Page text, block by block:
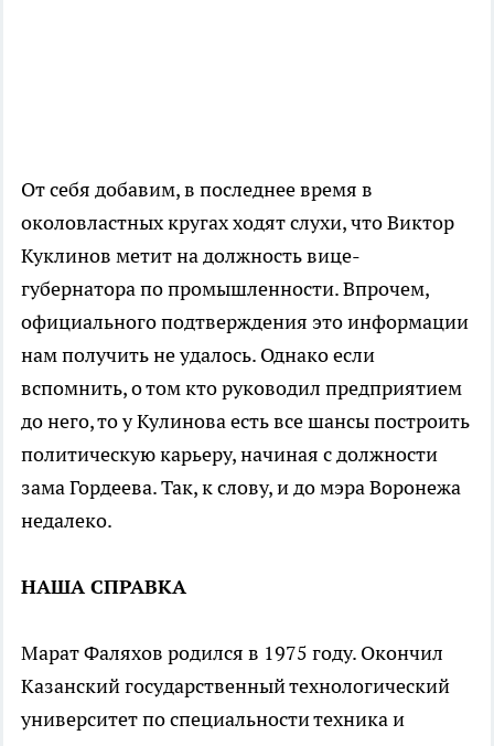
От себя добавим, в последнее время в
околовластных кругах ходят слухи, что Виктор
Куклинов метит на должность вице-
губернатора по промышленности. Впрочем,
официального подтверждения это информации
нам получить не удалось. Однако если
вспомнить, о том кто руководил предприятием
до него, то у Кулинова есть все шансы построить
политическую карьеру, начиная с должности
зама Гордеева. Так, к слову, и до мэра Воронежа
недалеко.
НАША СПРАВКА
Марат Фаляхов родился в 1975 году. Окончил
Казанский государственный технологический
университет по специальности техника и